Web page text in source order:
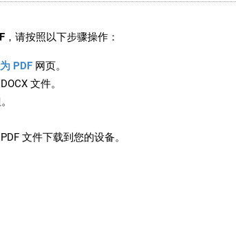
，请按照以下步骤操作：
PDF 网页。
文件。
文件下载到您的设备。